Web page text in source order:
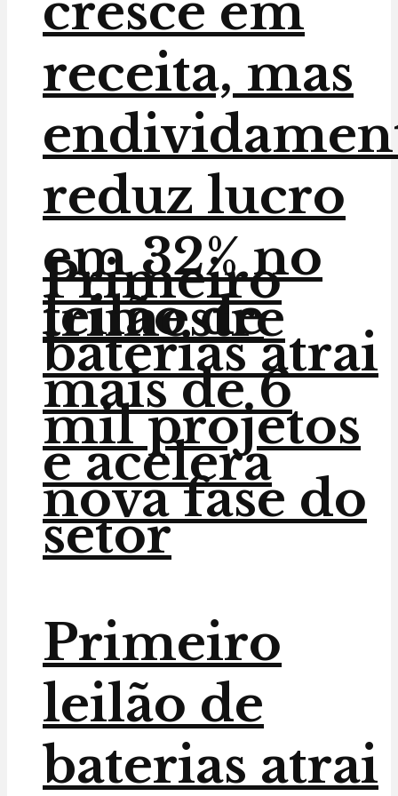
Primeiro
leilão de
baterias atrai
mais de 6
mil projetos
e acelera
nova fase do
setor
receita, mas
reduz lucro
em 32% no
trimestre
Primeiro
leilão de
baterias atrai